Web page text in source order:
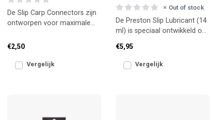
De Slip Carp Connectors zijn
ontworpen voor maximale
vissen met dikkere elas
€2,50
Vergelijk
Out of stock
De Preston Slip Lubricant (14
ml) is speciaal ontwikkeld om
soepel en in to
€5,95
Vergelijk